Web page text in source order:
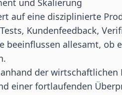
auf eine disziplinierte
Kundenfeedback,
beeinflussen allesamt, ob
der
einer fortlaufenden